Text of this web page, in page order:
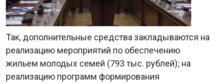
Так, дополнительные средства закладываются на
реализацию мероприятий по обеспечению
жильем молодых семей (793 тыс. рублей); на
реализацию программ формирования